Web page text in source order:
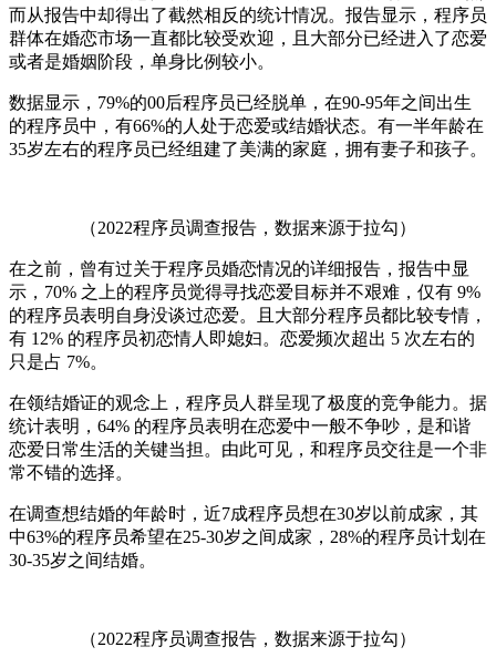
而从报告中却得出了截然相反的统计情况。报告显示，程序员
群体在婚恋市场一直都比较受欢迎，且大部分已经进入了恋爱
或者是婚姻阶段，单身比例较小。
数据显示，79%的00后程序员已经脱单，在90-95年之间出生
的程序员中，有66%的人处于恋爱或结婚状态。有一半年龄在
35岁左右的程序员已经组建了美满的家庭，拥有妻子和孩子。
（2022程序员调查报告，数据来源于拉勾）
在之前，曾有过关于程序员婚恋情况的详细报告，报告中显
示，70% 之上的程序员觉得寻找恋爱目标并不艰难，仅有 9%
的程序员表明自身没谈过恋爱。且大部分程序员都比较专情，
有 12% 的程序员初恋情人即媳妇。恋爱频次超出 5 次左右的
只是占 7%。
在领结婚证的观念上，程序员人群呈现了极度的竞争能力。据
统计表明，64% 的程序员表明在恋爱中一般不争吵，是和谐
恋爱日常生活的关键当担。由此可见，和程序员交往是一个非
常不错的选择。
在调查想结婚的年龄时，近7成程序员想在30岁以前成家，其
中63%的程序员希望在25-30岁之间成家，28%的程序员计划在
30-35岁之间结婚。
（2022程序员调查报告，数据来源于拉勾）